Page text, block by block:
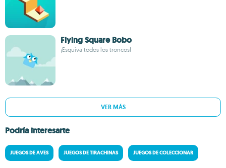
Flying Square Bobo
¡Esquiva todos los troncos!
VER MÁS
Podría interesarte
JUEGOS DE AVES JUEGOS DE TIRACHINAS JUEGOS DE COLECCIONAR